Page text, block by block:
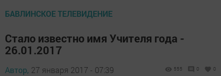
БАВЛИНСКОЕ ТЕЛЕВИДЕНИЕ
Стало известно имя Учителя года -
26.01.2017
Автор, 27 января 2017 - 07:39 555 0 0